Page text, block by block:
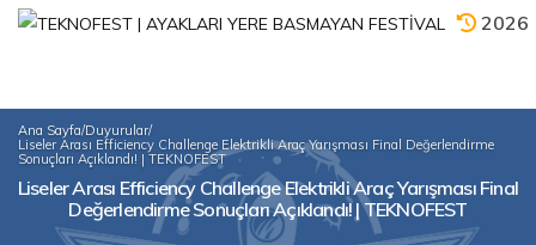
2026
Ana Sayfa/Duyurular/
Liseler Arası Efficiency Challenge Elektrikli Araç Yarışması Final Değerlendirme
Sonuçları Açıklandı! | TEKNOFEST
Liseler Arası Efficiency Challenge Elektrikli Araç Yarışması Final
Değerlendirme Sonuçları Açıklandı! | TEKNOFEST